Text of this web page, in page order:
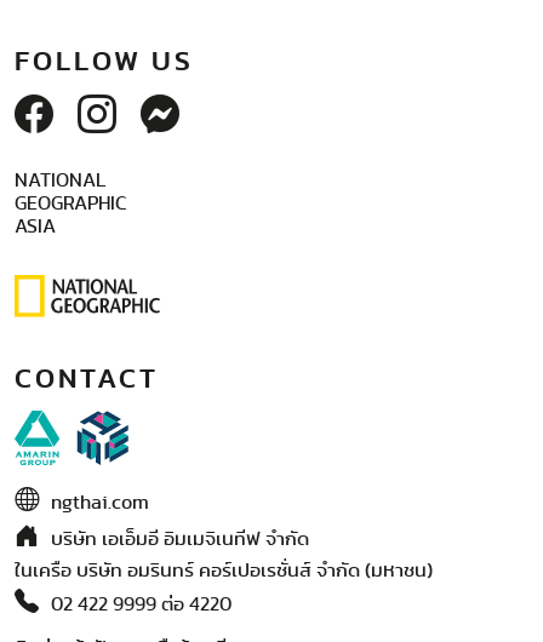
FOLLOW US
NATIONAL
GEOGRAPHIC
ASIA
CONTACT
ngthai.com
บริษัท เอเอ็มอี อิมเมจิเนทีฟ จำกัด
ในเครือ บริษัท อมรินทร์ คอร์เปอเรชั่นส์ จำกัด (มหาชน)
02 422 9999 ต่อ 4220